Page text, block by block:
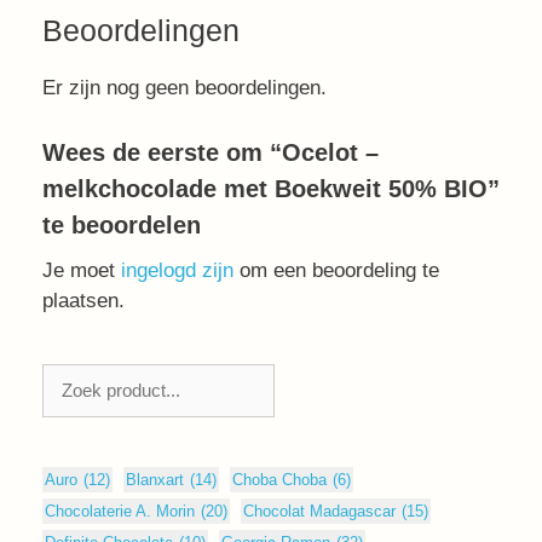
Beoordelingen
Er zijn nog geen beoordelingen.
Wees de eerste om “Ocelot –
melkchocolade met Boekweit 50% BIO”
te beoordelen
Je moet ingelogd zijn om een beoordeling te
plaatsen.
Auro (12) Blanxart (14) Choba Choba (6)
Chocolaterie A. Morin (20) Chocolat Madagascar (15)